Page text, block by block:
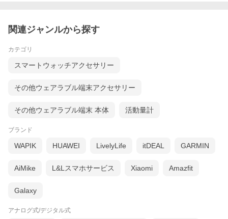
関連ジャンルから探す
カテゴリ
スマートウォッチアクセサリー
その他ウェアラブル端末アクセサリー
その他ウェアラブル端末 本体 活動量計
ブランド
WAPIK HUAWEI LivelyLife itDEAL GARMIN
AiMike L&Lスマホサービス Xiaomi Amazfit
Galaxy
アナログ式/デジタル式